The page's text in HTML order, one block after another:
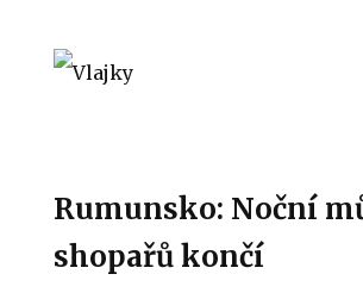
Rumunsko: Noční
shopařů končí